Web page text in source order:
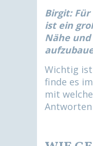
Birgit: Für
ist ein
Nähe
Wichtig
finde es
mit